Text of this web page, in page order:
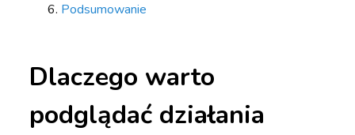
Podsumowanie
Dlaczego warto
podglądać działania